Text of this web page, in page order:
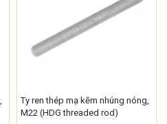
Ty ren thép mạ kẽm nhúng nóng,
M22 (HDG threaded rod)